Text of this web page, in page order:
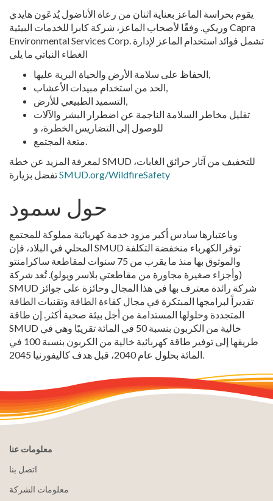
يقوم بحراسة الماعز بعناية اثنان من رعاة الأناضول يُدعَون هايدي
وريكي. وفقًا لأصحاب الماعز، شركة كابرا للخدمات البيئية Capra
Environmental Services Corp. تشمل فوائد استخدام الماعز لإدارة
الغطاء النباتي ما يلي
الحفاظ على سلامة الأرض والحياة البرية عليها,
الحد من استخدام مبيدات الأعشاب,
التسميد الطبيعي للأرض,
تقليل مخاطر السلامة الناجمة عن اضطرار البشر والآلات
للوصول إلى التضاريس الخطرة، و
متعة المجتمع.
لمعرفة المزيد عن خطة SMUD للتخفيف من آثار حرائق الغابات،
SMUD.org/WildfireSafety
حول سمود
وباعتبارها سادس أكبر مزود خدمة كهربائية مملوكة للمجتمع
المحلي في البلاد، فإن SMUD توفر الكهرباء منخفضة التكلفة
والموثوق بها منذ ما يقرب من 75 سنوات لمقاطعة ساكرامنتو
(وأجزاء صغيرة مجاورة من مقاطعتي بلاسر ويولو). تُعد شركة
SMUD شركة رائدة معترف بها في هذا المجال وحائزة على جوائز
تقديراً لبرامجها المبتكرة في مجال كفاءة الطاقة وتقنيات الطاقة
المتجددة وحلولها المستدامة من أجل بيئة صحية أكثر. إن طاقة
SMUD خالية من الكربون بنسبة 50 في المائة تقريبًا وهي في
طريقها إلى توفير طاقة كهربائية خالية من الكربون بنسبة 100 في
المائة بحلول عام 2040، قبل هدف كاليفورنيا 2045.
معلومات عنا
اتصل بنا
معلومات الشركة